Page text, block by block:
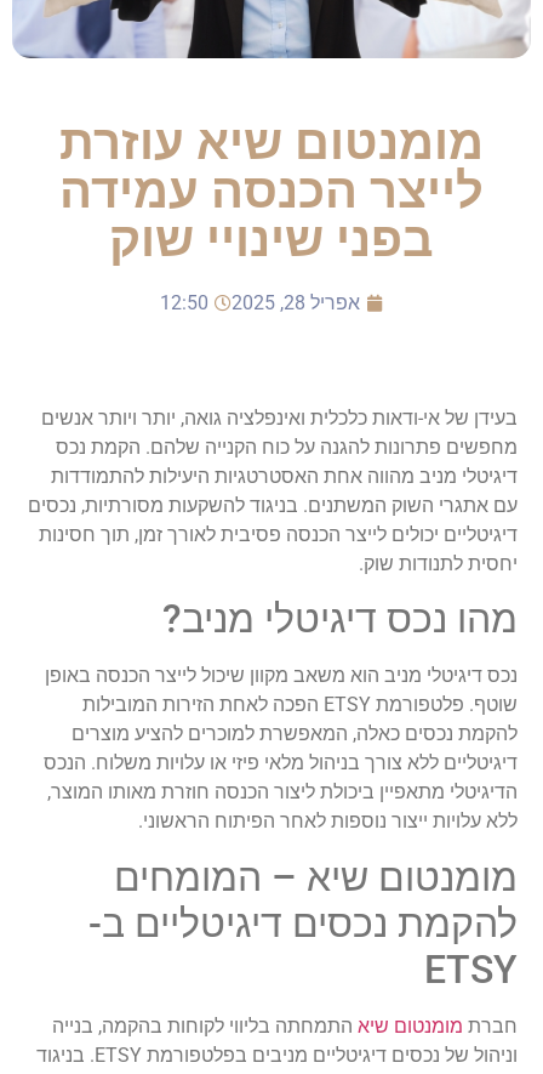
מומנטום שיא עוזרת
לייצר הכנסה עמידה
בפני שינויי שוק
אפריל 28, 2025 12:50
בעידן של אי-ודאות כלכלית ואינפלציה גואה, יותר ויותר אנשים
מחפשים פתרונות להגנה על כוח הקנייה שלהם. הקמת נכס
דיגיטלי מניב מהווה אחת האסטרטגיות היעילות להתמודדות
עם אתגרי השוק המשתנים. בניגוד להשקעות מסורתיות, נכסים
דיגיטליים יכולים לייצר הכנסה פסיבית לאורך זמן, תוך חסינות
יחסית לתנודות שוק.
מהו נכס דיגיטלי מניב?
נכס דיגיטלי מניב הוא משאב מקוון שיכול לייצר הכנסה באופן
שוטף. פלטפורמת ETSY הפכה לאחת הזירות המובילות
להקמת נכסים כאלה, המאפשרת למוכרים להציע מוצרים
דיגיטליים ללא צורך בניהול מלאי פיזי או עלויות משלוח. הנכס
הדיגיטלי מתאפיין ביכולת ליצור הכנסה חוזרת מאותו המוצר,
ללא עלויות ייצור נוספות לאחר הפיתוח הראשוני.
מומנטום שיא – המומחים
להקמת נכסים דיגיטליים ב-
ETSY
חברת מומנטום שיא התמחתה בליווי לקוחות בהקמה, בנייה
וניהול של נכסים דיגיטליים מניבים בפלטפורמת ETSY. בניגוד